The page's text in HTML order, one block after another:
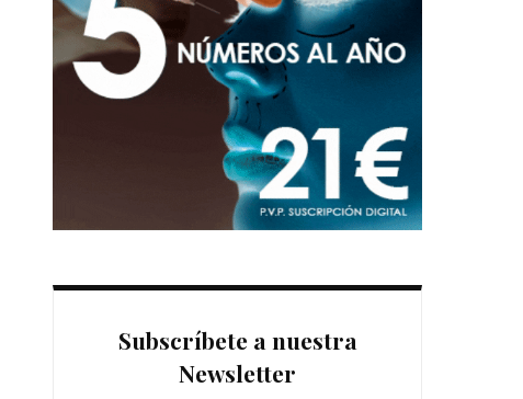
Subscríbete a nuestra
Newsletter